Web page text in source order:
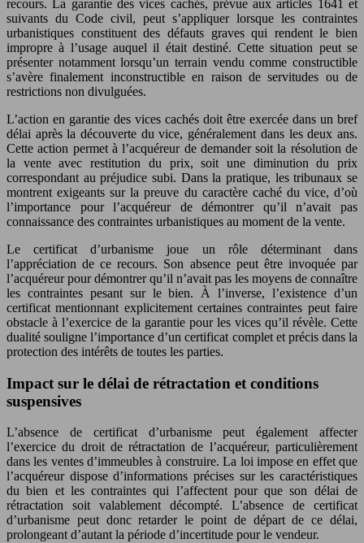
recours. La garantie des vices cachés, prévue aux articles 1641 et
suivants du Code civil, peut s’appliquer lorsque les contraintes
urbanistiques constituent des défauts graves qui rendent le bien
impropre à l’usage auquel il était destiné. Cette situation peut se
présenter notamment lorsqu’un terrain vendu comme constructible
s’avère finalement inconstructible en raison de servitudes ou de
restrictions non divulguées.
L’action en garantie des vices cachés doit être exercée dans un bref
délai après la découverte du vice, généralement dans les deux ans.
Cette action permet à l’acquéreur de demander soit la résolution de
la vente avec restitution du prix, soit une diminution du prix
correspondant au préjudice subi. Dans la pratique, les tribunaux se
montrent exigeants sur la preuve du caractère caché du vice, d’où
l’importance pour l’acquéreur de démontrer qu’il n’avait pas
connaissance des contraintes urbanistiques au moment de la vente.
Le certificat d’urbanisme joue un rôle déterminant dans
l’appréciation de ce recours. Son absence peut être invoquée par
l’acquéreur pour démontrer qu’il n’avait pas les moyens de connaître
les contraintes pesant sur le bien. À l’inverse, l’existence d’un
certificat mentionnant explicitement certaines contraintes peut faire
obstacle à l’exercice de la garantie pour les vices qu’il révèle. Cette
dualité souligne l’importance d’un certificat complet et précis dans la
protection des intérêts de toutes les parties.
Impact sur le délai de rétractation et conditions
suspensives
L’absence de certificat d’urbanisme peut également affecter
l’exercice du droit de rétractation de l’acquéreur, particulièrement
dans les ventes d’immeubles à construire. La loi impose en effet que
l’acquéreur dispose d’informations précises sur les caractéristiques
du bien et les contraintes qui l’affectent pour que son délai de
rétractation soit valablement décompté. L’absence de certificat
d’urbanisme peut donc retarder le point de départ de ce délai,
prolongeant d’autant la période d’incertitude pour le vendeur.